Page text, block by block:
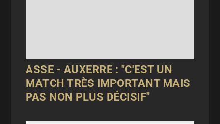
ASSE - AUXERRE : "C'EST UN
MATCH TRÈS IMPORTANT MAIS
PAS NON PLUS DÉCISIF"